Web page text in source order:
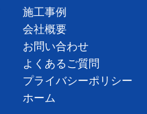
施工事例
会社概要
お問い合わせ
よくあるご質問
プライバシーポリシー
ホーム